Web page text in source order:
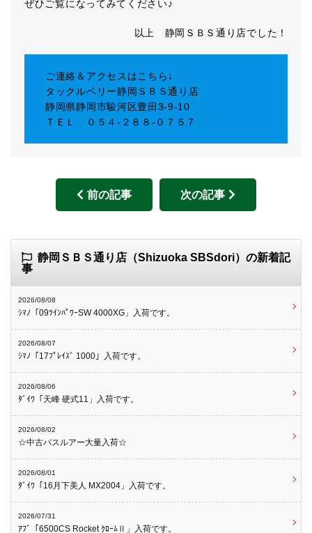
ぜひご覧になってみてください♪
以上 静岡ＳＢＳ通り店でした！
ご連絡＆アクセスはこちら↓
タックルベリー静岡ＳＢＳ通り店
静岡県静岡市駿河区豊田3-9-10
ＴＥＬ ０５４-２８８-０７５７
前の記事 次の記事
静岡ＳＢＳ通り店（Shizuoka SBSdori）の新着記
事
2026/08/08
ｼﾏﾉ「09ﾂｲﾝﾊﾟﾜｰSW 4000XG」入荷です。
2026/08/07
ｼﾏﾉ「17ﾌﾟﾚｲｽﾞ 1000」入荷です。
2026/08/06
ﾀﾞｲﾜ「天峰 硬式11」入荷です。
2026/08/02
☆中古バスルアー大量入荷☆
2026/08/01
ﾀﾞｲﾜ「16月下美人 MX2004」入荷です。
2026/07/31
ｱﾌﾞ「6500CS Rocket ｸﾛｰﾑⅡ」入荷です。